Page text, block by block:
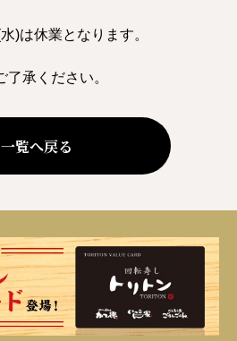
)は休業となります。
了承ください。
一覧へ戻る